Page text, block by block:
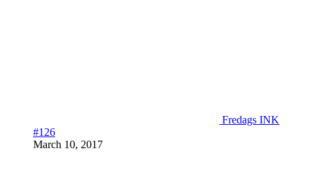
Fredags INK
#126
March 10, 2017